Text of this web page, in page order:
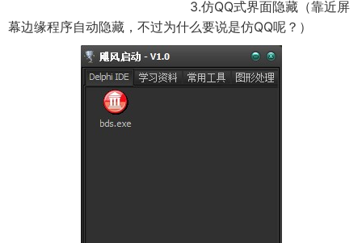
3.仿QQ式界面隐藏（靠近屏
幕边缘程序自动隐藏，不过为什么要说是仿QQ呢？）